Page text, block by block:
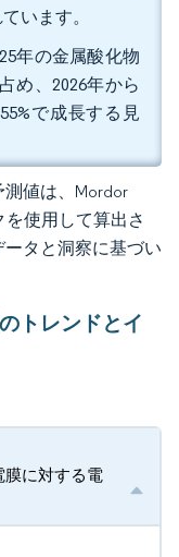
います。
年の金属酸化物
め、2026年から
で成長する見
値は、Mordor
使用して算出さ
タと洞察に基づい
トレンドとイ
に対する電